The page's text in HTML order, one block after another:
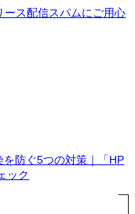
ース配信スパムにご用心
を防ぐ5つの対策｜「HP
ック